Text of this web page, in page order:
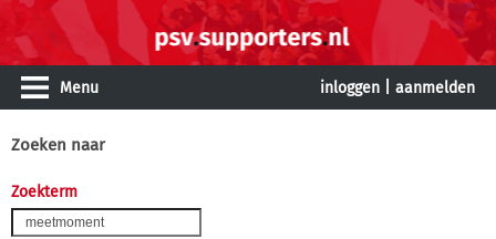
Menu inloggen aanmelden
Zoeken naar
Zoekterm